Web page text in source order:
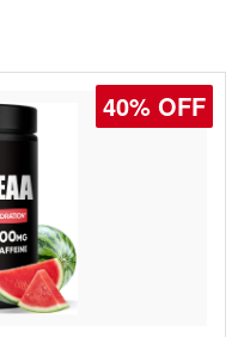
40% OFF
30% OFF